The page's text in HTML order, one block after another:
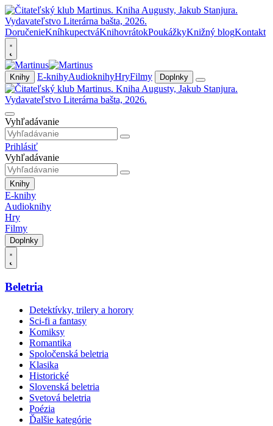
DoručenieKníhkupectváKnihovrátokPoukážkyKnižný blogKontakt
Knihy E-knihyAudioknihyHryFilmy Doplnky
Vyhľadávanie
Prihlásiť
Vyhľadávanie
Knihy
E-knihy
Audioknihy
Hry
Filmy
Doplnky
Beletria
Detektívky, trilery a horory
Sci-fi a fantasy
Komiksy
Romantika
Spoločenská beletria
Klasika
Historické
Slovenská beletria
Svetová beletria
Poézia
Ďalšie kategórie